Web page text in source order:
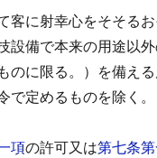
客に射幸心をそそる
備で本来の用途以
のに限る。）を備え
定めるものを除く
項の許可又は第七条